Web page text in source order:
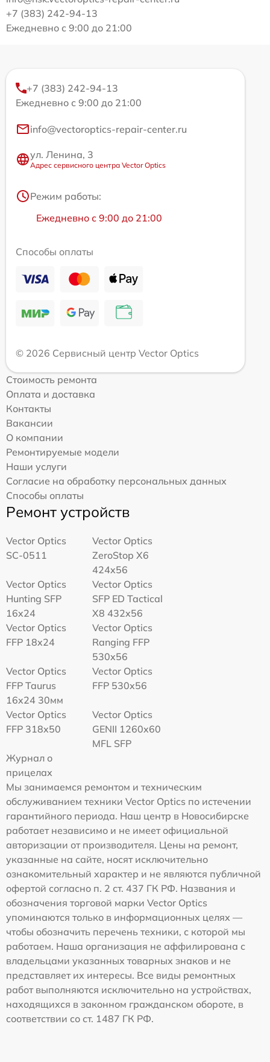
+7 (383) 242-94-13
Ежедневно с 9:00 до 21:00
+7 (383) 242-94-13
Ежедневно с 9:00 до 21:00
info@vectoroptics-repair-center.ru
ул. Ленина, 3
Адрес сервисного центра Vector Optics
Режим работы:
Ежедневно с 9:00 до 21:00
Способы оплаты
© 2026 Сервисный центр Vector Optics
Стоимость ремонта
Оплата и доставка
Контакты
Вакансии
О компании
Ремонтируемые модели
Наши услуги
Согласие на обработку персональных данных
Способы оплаты
Ремонт устройств
Vector Optics
SC-0511
Vector Optics
ZeroStop X6
424x56
Vector Optics
Hunting SFP
16x24
Vector Optics
SFP ED Tactical
X8 432x56
Vector Optics
FFP 18x24
Vector Optics
Ranging FFP
530x56
Vector Optics
FFP Taurus
16x24 30мм
Vector Optics
FFP 530x56
Vector Optics
FFP 318x50
Vector Optics
GENII 1260x60
MFL SFP
Журнал о
прицелах
Мы занимаемся ремонтом и техническим
обслуживанием техники Vector Optics по истечении
гарантийного периода. Наш центр в Новосибирске
работает независимо и не имеет официальной
авторизации от производителя. Цены на ремонт,
указанные на сайте, носят исключительно
ознакомительный характер и не являются публичной
офертой согласно п. 2 ст. 437 ГК РФ. Названия и
обозначения торговой марки Vector Optics
упоминаются только в информационных целях —
чтобы обозначить перечень техники, с которой мы
работаем. Наша организация не аффилирована с
владельцами указанных товарных знаков и не
представляет их интересы. Все виды ремонтных
работ выполняются исключительно на устройствах,
находящихся в законном гражданском обороте, в
соответствии со ст. 1487 ГК РФ.